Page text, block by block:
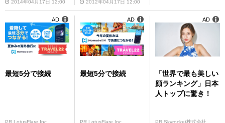
2014年04月17日 12:00 2012年04月17日 12:00
最短5分で接続
PR LotusFlare Inc
AD
最短5分で接続
PR LotusFlare Inc
AD
「世界で最も美しい
顔ランキング」日本
人トップに驚き！
AD